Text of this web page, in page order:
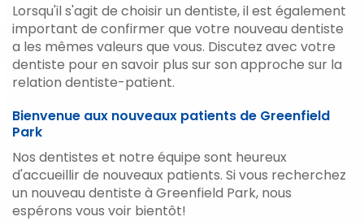
Lorsqu'il s'agit de choisir un dentiste, il est également
important de confirmer que votre nouveau dentiste
a les mêmes valeurs que vous. Discutez avec votre
dentiste pour en savoir plus sur son approche sur la
relation dentiste-patient.
Bienvenue aux nouveaux patients de Greenfield
Park
Nos dentistes et notre équipe sont heureux
d'accueillir de nouveaux patients. Si vous recherchez
un nouveau dentiste à Greenfield Park, nous
espérons vous voir bientôt!